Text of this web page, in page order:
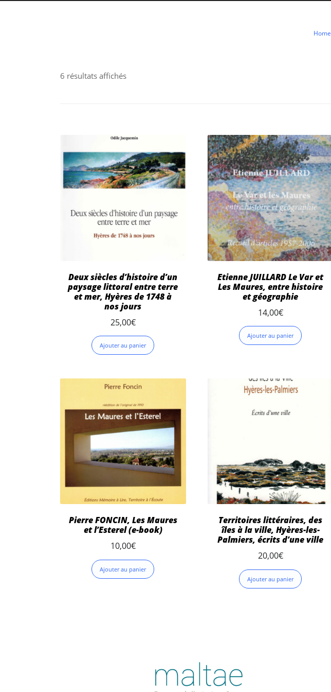
Home
6 résultats affichés
Deux siècles d’histoire d’un
paysage littoral entre terre
et mer, Hyères de 1748 à
nos jours
25,00€
Ajouter au panier
Etienne JUILLARD Le Var et
Les Maures, entre histoire
et géographie
14,00€
Ajouter au panier
Pierre FONCIN, Les Maures
et l’Esterel (e-book)
10,00€
Ajouter au panier
Territoires littéraires, des
îles à la ville, Hyères-les-
Palmiers, écrits d’une ville
20,00€
Ajouter au panier